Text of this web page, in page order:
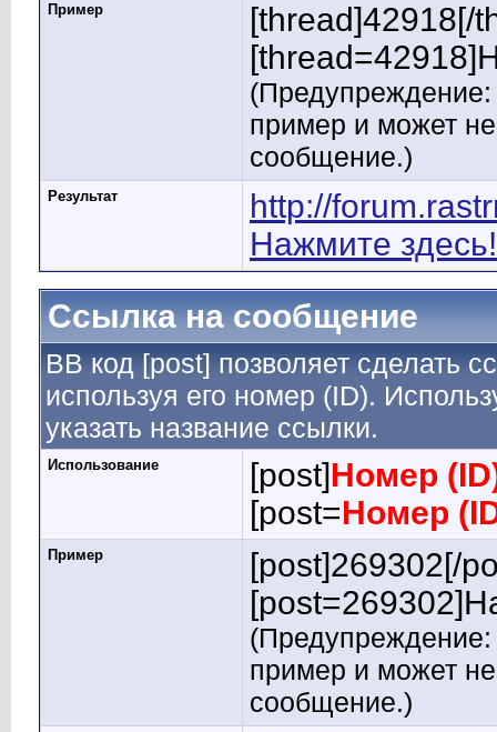
Пример
[thread]42918[/
пример и может
сообщение.)
Результат
http://
Нажмите здесь!
Ссылка на сообщение
BB код [post] позволяет сделать
используя его номер (ID).
указать название ссылки.
Использование [post]Номер
[post=Номер
Пример
[post]269302[/
пример и может
сообщение.)